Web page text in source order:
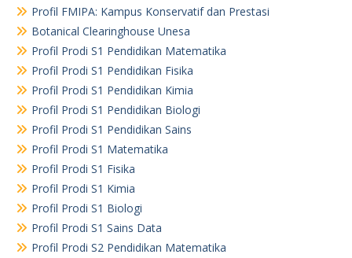
Profil FMIPA: Kampus Konservatif dan Prestasi
Botanical Clearinghouse Unesa
Profil Prodi S1 Pendidikan Matematika
Profil Prodi S1 Pendidikan Fisika
Profil Prodi S1 Pendidikan Kimia
Profil Prodi S1 Pendidikan Biologi
Profil Prodi S1 Pendidikan Sains
Profil Prodi S1 Matematika
Profil Prodi S1 Fisika
Profil Prodi S1 Kimia
Profil Prodi S1 Biologi
Profil Prodi S1 Sains Data
Profil Prodi S2 Pendidikan Matematika